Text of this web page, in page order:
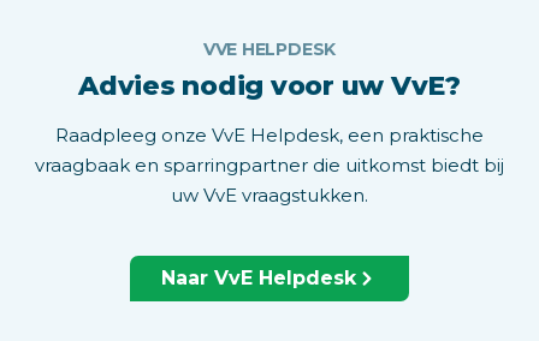
VVE HELPDESK
Advies nodig voor uw VvE?
Raadpleeg onze VvE Helpdesk, een praktische
vraagbaak en sparringpartner die uitkomst biedt bij
uw VvE vraagstukken.
Naar VvE Helpdesk